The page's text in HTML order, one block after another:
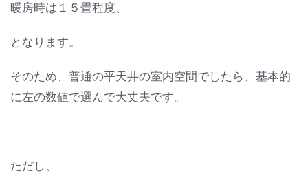
暖房時は１５畳程度、
となります。
そのため、普通の平天井の室内空間でしたら、基本的
に左の数値で選んで大丈夫です。
ただし、